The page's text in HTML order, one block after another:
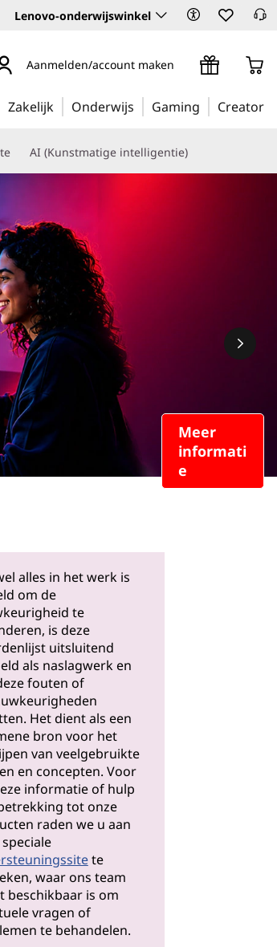
Lenovo-onderwijswinkel
Aanmelden/account maken
Zakelijk Onderwijs Gaming Creator
AI (Kunstmatige intelligentie)
Meer
informati
e
alles in het werk is
om de
te
is deze
uitsluitend
als naslagwerk en
fouten of
Het dient als een
bron voor het
van veelgebruikte
en concepten. Voor
informatie of hulp
tot onze
raden we u aan
te
waar ons team
beschikbaar is om
vragen of
te behandelen.